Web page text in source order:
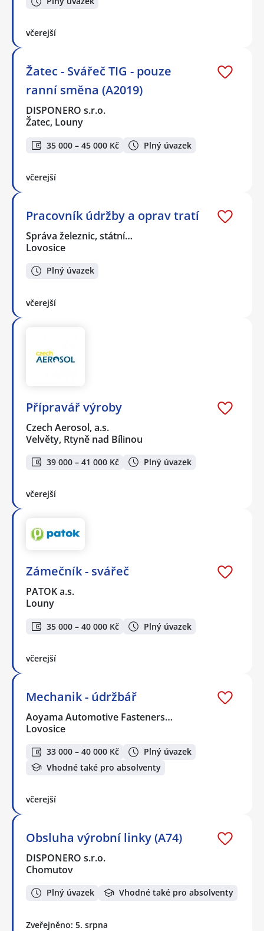
včerejší
Žatec - Svářeč TIG - pouze
ranní směna (A2019)
DISPONERO s.r.o.
Žatec, Louny
35 000 – 45 000 Kč Plný úvazek
včerejší
Pracovník údržby a oprav tratí
Správa železnic, státní…
Lovosice
Plný úvazek
včerejší
Přípravář výroby
Czech Aerosol, a.s.
Velvěty, Rtyně nad Bílinou
39 000 – 41 000 Kč Plný úvazek
včerejší
Zámečník - svářeč
PATOK a.s.
Louny
35 000 – 40 000 Kč Plný úvazek
včerejší
Mechanik - údržbář
Aoyama Automotive Fasteners…
Lovosice
33 000 – 40 000 Kč
Plný úvazek
Vhodné také pro absolventy
včerejší
Obsluha výrobní linky (A74)
DISPONERO s.r.o.
Chomutov
Plný úvazek Vhodné také pro absolventy
Zveřejněno: 5. srpna